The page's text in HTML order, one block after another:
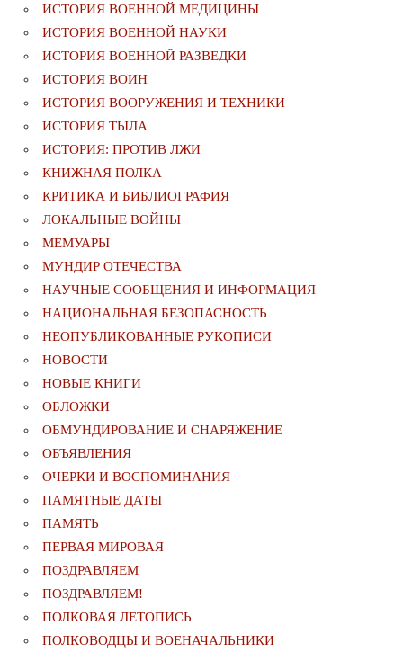
ИСТОРИЯ ВОЕННОЙ МЕДИЦИНЫ
ИСТОРИЯ ВОЕННОЙ НАУКИ
ИСТОРИЯ ВОЕННОЙ РАЗВЕДКИ
ИСТОРИЯ ВОИН
ИСТОРИЯ ВООРУЖЕНИЯ И ТЕХНИКИ
ИСТОРИЯ ТЫЛА
ИСТОРИЯ: ПРОТИВ ЛЖИ
КНИЖНАЯ ПОЛКА
КРИТИКА И БИБЛИОГРАФИЯ
ЛОКАЛЬНЫЕ ВОЙНЫ
МЕМУАРЫ
МУНДИР ОТЕЧЕСТВА
НАУЧНЫЕ СООБЩЕНИЯ И ИНФОРМАЦИЯ
НАЦИОНАЛЬНАЯ БЕЗОПАСНОСТЬ
НЕОПУБЛИКОВАННЫЕ РУКОПИСИ
НОВОСТИ
НОВЫЕ КНИГИ
ОБЛОЖКИ
ОБМУНДИРОВАНИЕ И СНАРЯЖЕНИЕ
ОБЪЯВЛЕНИЯ
ОЧЕРКИ И ВОСПОМИНАНИЯ
ПАМЯТНЫЕ ДАТЫ
ПАМЯТЬ
ПЕРВАЯ МИРОВАЯ
ПОЗДРАВЛЯЕМ
ПОЗДРАВЛЯЕМ!
ПОЛКОВАЯ ЛЕТОПИСЬ
ПОЛКОВОДЦЫ И ВОЕНАЧАЛЬНИКИ